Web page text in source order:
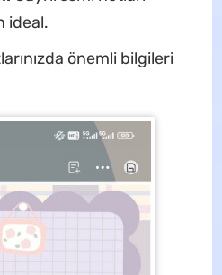
ideal.
önemli bilgileri